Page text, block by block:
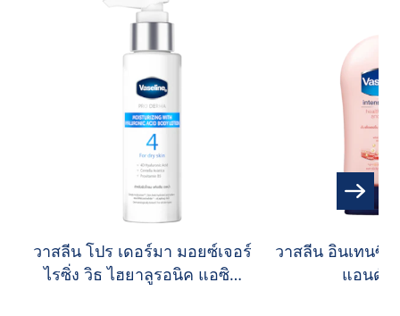
วาสลีน โปร เดอร์มา มอยซ์เจอร์
ไรซิ่ง วิธ ไฮยาลูรอนิค แอซิด
วาสลีน อินเทนซี
แอนด์ เ